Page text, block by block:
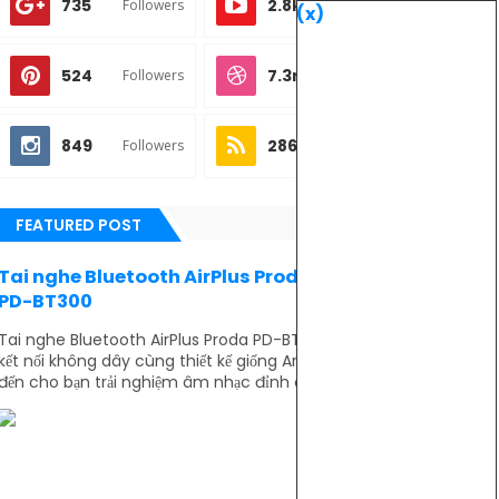
735 Followers 2.8k Subscribes
524 Followers 7.3m
849 Followers 286
FEATURED POST
Tai nghe Bluetooth AirPlus Proda Remax
PD-BT300
Tai nghe Bluetooth AirPlus Proda PD-BT300 sở hữu
nối không dây cùng thiết kế giống Ariplus mang
cho bạn trải nghiệm âm nhạc đỉnh cao...
(x)